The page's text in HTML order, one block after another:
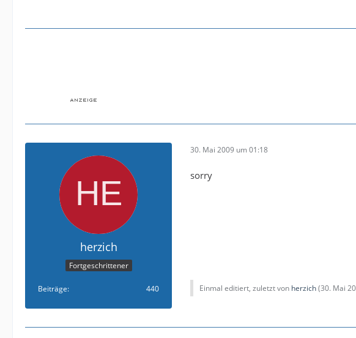
herzich
Fortgeschrittener
Beiträge 440
30. Mai 2009 um 01:18
sorry
Einmal editiert, zuletzt von herzich(30. Mai